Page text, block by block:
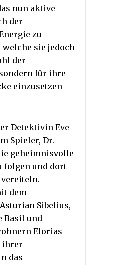
nun aktive
der
zu
welche sie jedoch
der
für ihre
einzusetzen
Detektivin Eve
Spieler, Dr.
geheimnisvolle
folgen und dort
vereiteln.
dem
Sibelius,
Basil und
Elorias
ihrer
das